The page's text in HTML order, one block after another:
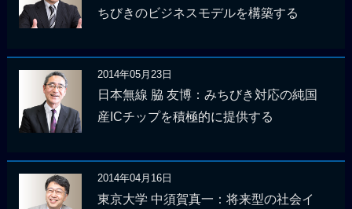
ちびきのビジネスモデルを構築する
2014年05月23日
日本無線 脇 友博：みちびき対応の純国
産ICチップを積極的に提供する
2014年04月16日
東京大学 中須賀真一：将来型の社会イ